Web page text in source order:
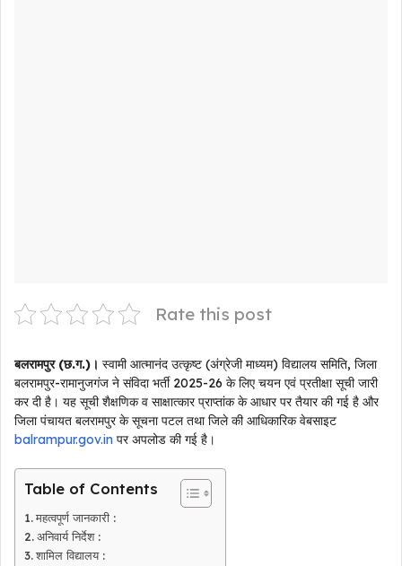
Rate this post
बलरामपुर (छ.ग.)। स्वामी आत्मानंद उत्कृष्ट (अंग्रेजी माध्यम) विद्यालय समिति, जिला
बलरामपुर-रामानुजगंज ने संविदा भर्ती 2025-26 के लिए चयन एवं प्रतीक्षा सूची जारी
कर दी है। यह सूची शैक्षणिक व साक्षात्कार प्राप्तांक के आधार पर तैयार की गई है और
जिला पंचायत बलरामपुर के सूचना पटल तथा जिले की आधिकारिक वेबसाइट
balrampur.gov.in पर अपलोड की गई है।
Table of Contents
महत्वपूर्ण जानकारी :
अनिवार्य निर्देश :
शामिल विद्यालय :